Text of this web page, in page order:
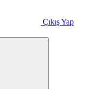
Çıkış Yap